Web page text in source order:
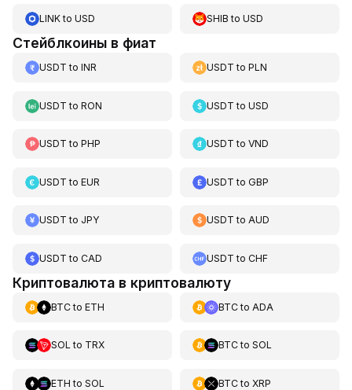
LINKto USD SHIB toUSD
Стейблкоины в фиат
USDT to INR USDT toPLN
USDT to RON USDT toUSD
USDT to PHP USDT toVND
USDT to EUR USDT toGBP
USDT to JPY USDT toAUD
USDT to CAD USDT toCHF
Криптовалюта в криптовалюту
BTCto ETH BTCto ADA
SOL to TRX BTCto SOL
ETH to SOL BTCto XRP